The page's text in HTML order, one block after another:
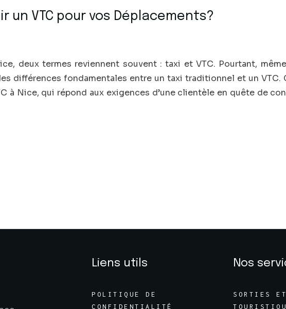
un VTC pour vos Déplacements?
deux termes reviennent souvent : taxi et VTC. Pourtant,
différences fondamentales entre un taxi traditionnel et un VTC.
à Nice, qui répond aux exigences d’une clientèle en quête de
Liens utils
POLITIQUE DE
CONFIDENTIALITÉ
Nos
SORTIES ET